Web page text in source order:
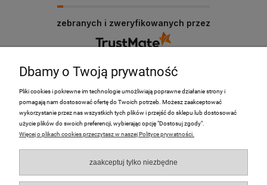
zebranych i zweryfikowanych przez
PRODUKTY
Moje Konto
Płatności i dostawa
Dbamy o Twoją prywatność
Pliki cookies i pokrewne im technologie umożliwiają poprawne działanie strony i
pomagają nam dostosować ofertę do Twoich potrzeb. Możesz zaakceptować
wykorzystanie przez nas wszystkich tych plików i przejść do sklepu lub dostosować
użycie plików do swoich preferencji, wybierając opcję "Dostosuj zgody".
Więcej o plikach cookies przeczytasz w naszej Polityce prywatności.
zaakceptuj tylko niezbędne